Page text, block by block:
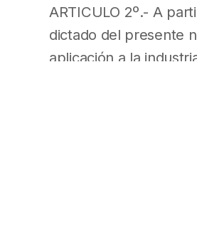
ARTICULO 2º.- A
dictado del presente
aplicación a la